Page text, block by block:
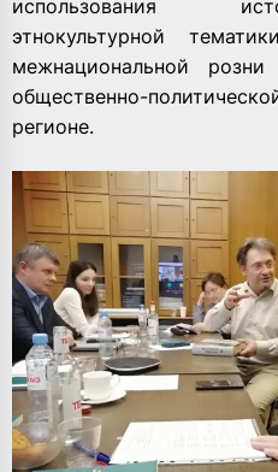
использования
этнокультурной
межнациональной
общественно-
регионе.